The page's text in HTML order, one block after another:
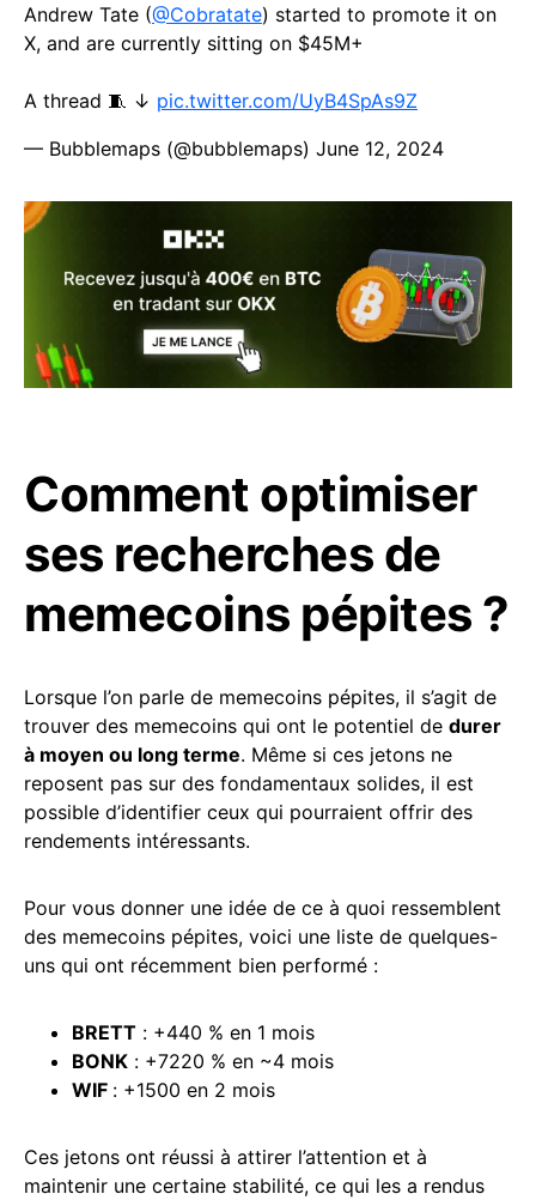
Andrew Tate (@Cobratate) started to promote it on
X, and are currently sitting on $45M+
A thread 🧵 ↓ pic.twitter.com/UyB4SpAs9Z
— Bubblemaps (@bubblemaps) June 12, 2024
Comment optimiser
ses recherches de
memecoins pépites ?
Lorsque l’on parle de memecoins pépites, il s’agit de
trouver des memecoins qui ont le potentiel de durer
à moyen ou long terme. Même si ces jetons ne
reposent pas sur des fondamentaux solides, il est
possible d’identifier ceux qui pourraient offrir des
rendements intéressants.
Pour vous donner une idée de ce à quoi ressemblent
des memecoins pépites, voici une liste de quelques-
uns qui ont récemment bien performé :
BRETT : +440 % en 1 mois
BONK : +7220 % en ~4 mois
WIF : +1500 en 2 mois
Ces jetons ont réussi à attirer l’attention et à
maintenir une certaine stabilité, ce qui les a rendus